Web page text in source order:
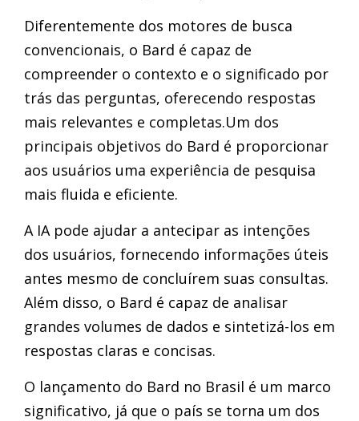
Diferentemente dos motores de busca
convencionais, o Bard é capaz de
compreender o contexto e o significado por
trás das perguntas, oferecendo respostas
mais relevantes e completas.Um dos
principais objetivos do Bard é proporcionar
aos usuários uma experiência de pesquisa
mais fluida e eficiente.
A IA pode ajudar a antecipar as intenções
dos usuários, fornecendo informações úteis
antes mesmo de concluírem suas consultas.
Além disso, o Bard é capaz de analisar
grandes volumes de dados e sintetizá-los em
respostas claras e concisas.
O lançamento do Bard no Brasil é um marco
significativo, já que o país se torna um dos